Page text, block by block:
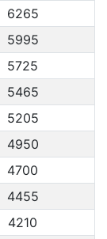
6265
5995
5725
5465
5205
4950
4700
4455
4210